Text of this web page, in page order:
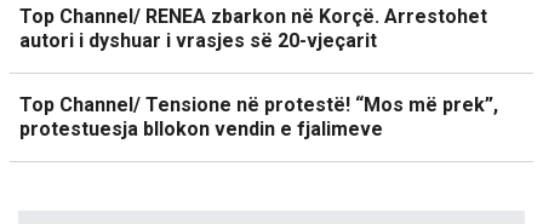
Top Channel/ RENEA zbarkon në Korçë. Arrestohet
autori i dyshuar i vrasjes së 20-vjeçarit
Top Channel/ Tensione në protestë! “Mos më prek”,
protestuesja bllokon vendin e fjalimeve